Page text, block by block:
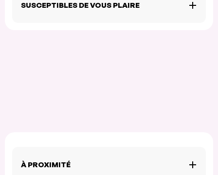
SUSCEPTIBLES DE VOUS PLAIRE
À PROXIMITÉ